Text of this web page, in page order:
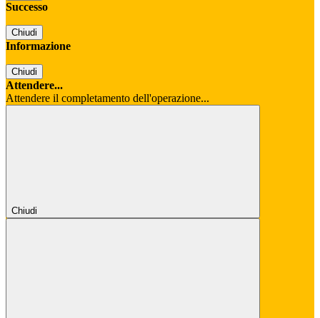
Successo
Chiudi
Informazione
Chiudi
Attendere...
Attendere il completamento dell'operazione...
Chiudi